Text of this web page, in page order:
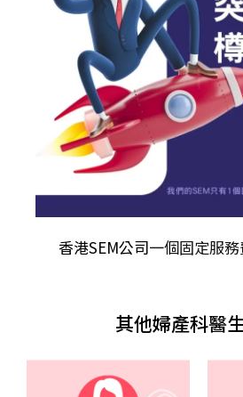
香港SEM公司一個固定服務
其他婦產科醫